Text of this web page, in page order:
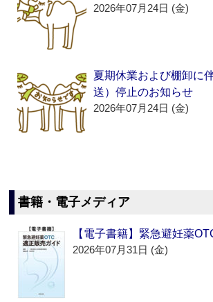
2026年07月24日 (金)
夏期休業および棚卸に
送）停止のお知らせ
2026年07月24日 (金)
書籍・電子メディア
【電子書籍】緊急避妊薬
2026年07月31日 (金)